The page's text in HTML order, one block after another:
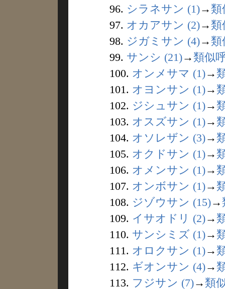
96. シラネサン (1)→ 類
97. オカアサン (2)→ 類
98. ジガミサン (4)→ 類
99. サンシ (21)→ 類似
100. オンメサマ (1)→
101. オヨンサン (1)→
102. ジシュサン (1)→
103. オスズサン (1)→
104. オソレザン (3)→
105. オクドサン (1)→
106. オメンサン (1)→
107. オンボサン (1)→
108. ジゾウサン (15)→
109. イサオドリ (2)→
110. サンシミズ (1)→
111. オロクサン (1)→
112. ギオンサン (4)→
113. フジサン (7)→ 類